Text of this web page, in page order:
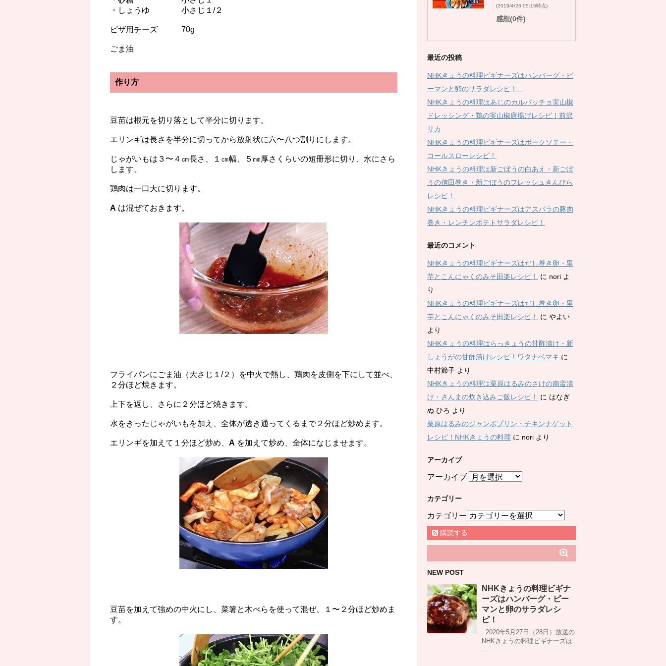
・しょうゆ 小さじ１/２
ピザ用チーズ 70g
ごま油
作り方
豆苗は根元を切り落として半分に切ります。
エリンギは長さを半分に切ってから放射状に六〜八つ割りにします。
じゃがいもは３〜４㎝長さ、１㎝幅、５㎜厚さくらいの短冊形に切り、水にさら
します。
鶏肉は一口大に切ります。
A は混ぜておきます。
フライパンにごま油（大さじ１/２）を中火で熱し、鶏肉を皮側を下にして並べ、
２分ほど焼きます。
上下を返し、さらに２分ほど焼きます。
水をきったじゃがいもを加え、全体が透き通ってくるまで２分ほど炒めます。
エリンギを加えて１分ほど炒め、 A を加えて炒め、全体になじませます。
豆苗を加えて強めの中火にし、菜箸と木べらを使って混ぜ、１〜２分ほど炒めま
す。
(2019/4/26 05:15時点)
感想(0件)
最近の投稿
NHKきょうの料理ビギナーズはハンバーグ・ピ
ーマンと卵のサラダレシピ！
NHKきょうの料理はあじのカルパッチョ実山椒
ドレッシング・鶏の実山椒唐揚げレシピ！前沢
リカ
NHKきょうの料理ビギナーズはポークソテー・
コールスローレシピ！
NHKきょうの料理は新ごぼうの白あえ・新ごぼ
うの信田巻き・新ごぼうのフレッシュきんぴら
レシピ！
NHKきょうの料理ビギナーズはアスパラの豚肉
巻き・レンチンポテトサラダレシピ！
最近のコメント
NHKきょうの料理ビギナーズはだし巻き卵・里
芋とこんにゃくのみそ田楽レシピ！
に nori よ
り
NHKきょうの料理ビギナーズはだし巻き卵・里
芋とこんにゃくのみそ田楽レシピ！
に やよい
より
NHKきょうの料理はらっきょうの甘酢漬け・新
しょうがの甘酢漬けレシピ！ワタナベマキ に
中村節子 より
NHKきょうの料理は栗原はるみのさけの南蛮漬
け・さんまの炊き込みご飯レシピ！
に はなぎ
ぬ ひろ より
栗原はるみのジャンボプリン・チキンナゲット
レシピ！NHKきょうの料理 に nori より
アーカイブ
アーカイブ
カテゴリー
カテゴリー
購読する
NEW POST
NHKきょうの料理ビギナ
ーズはハンバーグ・ピー
マンと卵のサラダレシ
ピ！
2020年5月27日（28日）放送の
NHKきょうの料理ビギナーズは
…